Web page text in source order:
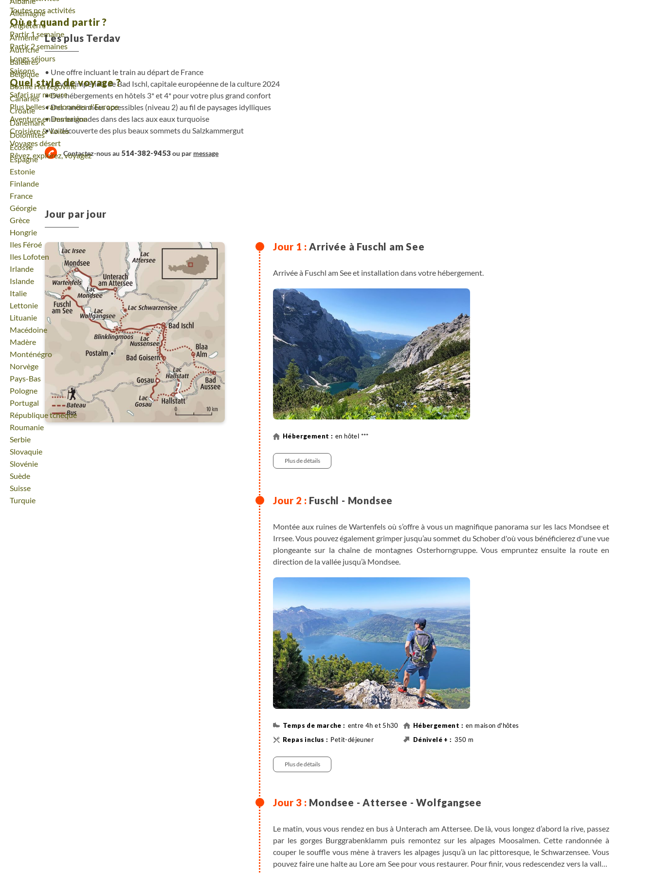
Voyage
Allemagne
Voyage
Angleterre
Voyage
Arménie
Voyage
Autriche
Voyage
Baléares
Voyage
Belgique
Voyage
Bosnie Herzégovine
Voyage
Canaries
Voyage
Croatie
Voyage
Danemark
Voyage
Dolomites
Voyage
Ecosse
Voyage
Espagne
Voyage
Estonie
Voyage
Finlande
Voyage
France
Voyage
Géorgie
Voyage
Grèce
Voyage
Hongrie
Voyage
Iles Féroé
Voyage
Iles Lofoten
Voyage
Irlande
Voyage
Islande
Voyage
Italie
Voyage
Lettonie
Voyage
Lituanie
Voyage
Macédoine
Voyage
Madère
Voyage
Monténégro
Voyage
Norvège
Voyage
Pays-Bas
Voyage
Pologne
Voyage
Portugal
Voyage
République tchèque
Voyage
Roumanie
Voyage
Serbie
Voyage
Slovaquie
Voyage
Slovénie
Voyage
Suède
Voyage
Suisse
Voyage
Turquie
Toutes nos activités
Où et quand partir ?
Partir 1 semaine
Partir 2 semaines
Longs séjours
Saisons
Quel style de voyage ?
Safari sur mesure
Plus belles randonnées d'Europe
Aventure en immersion
Croisière & Voiles
Voyages désert
Rêvez, explorez, voyagez
Les plus Terdav
Une offre incluant le train au départ de France
La ville impériale de Bad Ischl, capitale européenne de la culture 2024
Des hébergements en hôtels 3* et 4* pour votre plus grand confort
Des randonnées accessibles (niveau 2) au fil de paysages idylliques
Des baignades dans des lacs aux eaux turquoise
La découverte des plus beaux sommets du Salzkammergut
Contactez-nous au 514-382-9453ou par message
Jour par jour
Arrivée à Fuschl am See
Arrivée à Fuschl am See et installation dans votre hébergement.
en hôtel ***
Plus de détails
Fuschl - Mondsee
Montée aux ruines de Wartenfels où s’offre à vous un magnifique panorama sur les lacs Mondsee et
Irrsee. Vous pouvez également grimper jusqu’au sommet du Schober d'où vous bénéficierez d'une vue
plongeante sur la chaîne de montagnes Osterhorngruppe. Vous empruntez ensuite la route en
direction de la vallée jusqu’à Mondsee.
entre 4h et 5h30
en maison d'hôtes
Petit-déjeuner
350 m
Plus de détails
Mondsee - Attersee - Wolfgangsee
Le matin, vous vous rendez en bus à Unterach am Attersee. De là, vous longez d’abord la rive, passez
par les gorges Burggrabenklamm puis remontez sur les alpages Moosalmen. Cette randonnée à
couper le souffle vous mène à travers les alpages jusqu’à un lac pittoresque, le Schwarzensee. Vous
pouvez faire une halte au Lore am See pour vous restaurer. Pour finir, vous redescendez vers la vallée